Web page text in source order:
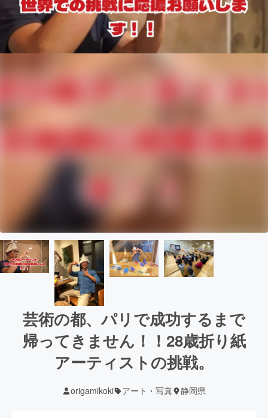
芸術の都、パリで成功するまで
帰ってきません！！28歳折り紙
アーティストの挑戦。
origamikoki アート・写真 静岡県